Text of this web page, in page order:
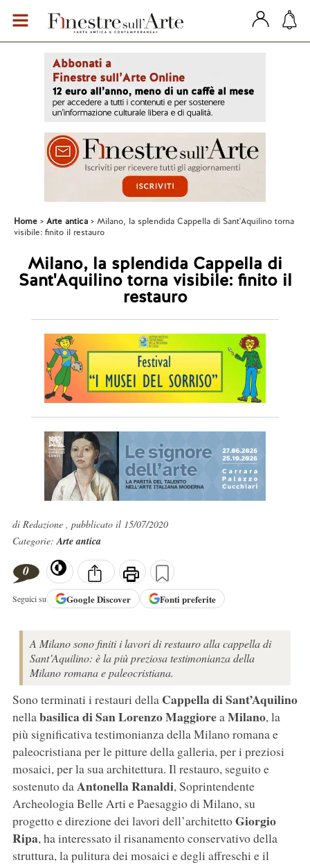
Home Arte antica
Milano, la splendida Cappella di Sant'Aquilino torna
visibile: finito il restauro
Milano, la splendida Cappella di
Sant'Aquilino torna visibile: finito il
restauro
di Redazione , pubblicato il 15/07/2020
Categorie:Arte antica
0
Seguici su GoogleDiscover Fonti preferite
A Milano sono finiti i lavori di restauro alla cappella di
Sant’Aquilino: è la più preziosa testimonianza della
Milano romana e paleocristiana.
Sono terminati i restauri della Cappella di Sant’Aquilino
nellabasilica di San Lorenzo MaggioreaMilano, la
più significativa testimonianza della Milano romana e
paleocristiana per le pitture della galleria, per i preziosi
mosaici, per la sua architettura. Il restauro, seguito e
sostenuto daAntonella Ranaldi, Soprintendente
Archeologia Belle Arti e Paesaggio di Milano, su
progetto e direzione dei lavori dell’architettoGiorgio
Ripa, ha interessato il risanamento conservativo della
struttura, la pulitura dei mosaici e degli affreschi e il